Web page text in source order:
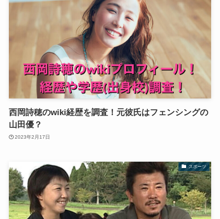
西岡詩穂のwiki経歴を調査！元彼氏はフェンシングの
山田優？
2023年2月17日
スポーツ